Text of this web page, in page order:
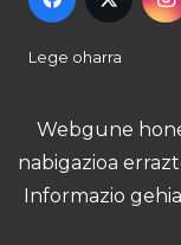
Lege oharra
Pribatutasun politika
Webgune
nabigazioa
Informazio